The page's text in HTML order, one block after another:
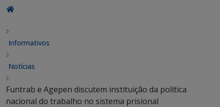
Informativos
Notícias
Funtrab e Agepen discutem instituição da política
nacional do trabalho no sistema prisional